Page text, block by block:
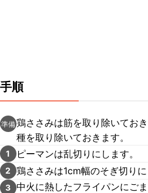
手順
準備鶏ささみは筋を取り除いてお
種を取り除いておきます。
1 ピーマンは乱切りにします。
2 鶏ささみは1cm幅のそぎ切りに
3 中火に熱したフライパンにご